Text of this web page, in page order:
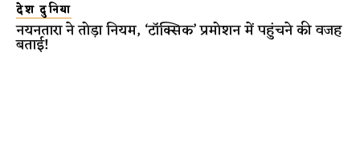
देश दुनिया
नयनतारा ने तोड़ा नियम, ‘टॉक्सिक’ प्रमोशन में पहुंचने की वजह
बताई!